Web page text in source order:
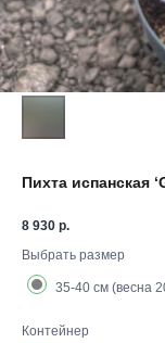
Пихта испанская
8 930 р.
Выбрать размер
35-40 см (весна
Контейнер